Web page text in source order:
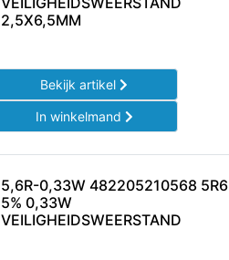
2,5X6,5MM
Bekijk artikel
In winkelmand
5,6R-0,33W 482205210568 5R6
5% 0,33W
VEILIGHEIDSWEERSTAND